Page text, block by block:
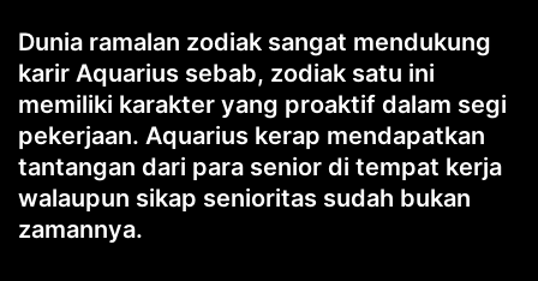
Dunia ramalan zodiak sangat mendukung
karir Aquarius sebab, zodiak satu ini
memiliki karakter yang proaktif dalam segi
pekerjaan. Aquarius kerap mendapatkan
tantangan dari para senior di tempat kerja
walaupun sikap senioritas sudah bukan
zamannya.